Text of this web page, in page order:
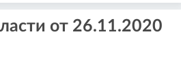
от 26.11.2020